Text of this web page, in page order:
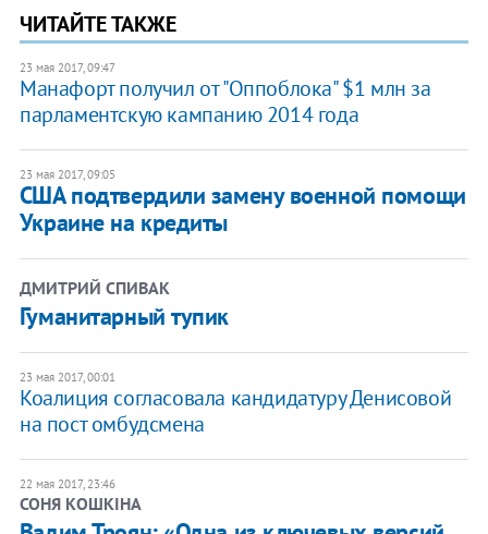
ЧИТАЙТЕ ТАКЖЕ
23 мая 2017, 09:47
Манафорт получил от "Оппоблока" $1 млн за
парламентскую кампанию 2014 года
23 мая 2017, 09:05
США подтвердили замену военной помощи
Украине на кредиты
ДМИТРИЙ СПИВАК
​Гуманитарный тупик
23 мая 2017, 00:01
Коалиция согласовала кандидатуру Денисовой
на пост омбудсмена
22 мая 2017, 23:46
СОНЯ КОШКІНА